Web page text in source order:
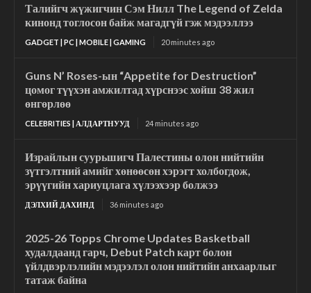
Талийгч жүжигчин Сэм Нилл The Legend of Zelda
кинонд тоглосон байж магадгүй гэж мэдээллээ
GADGET | PC | MOBILE | GAMING 20 minutes ago
Guns N’ Roses-ын “Appetite for Destruction”
цомог түүхэн амжилтад хүрснээс хойш 38 жил
өнгөрлөө
CELEBRITIES | АЛДАРТНУУД 24 minutes ago
Израйлын суурьшигч Палестины олон нийтийн
зүтгэлтний амийг хөнөөсөн хэрэгт холбогдож,
эрүүгийн хариуцлага хүлээхээр болжээ
ДЭЛХИЙ ДАХИНД 36 minutes ago
2025-26 Topps Chrome Updates Basketball
худалдаанд гарч, Debut Patch карт болон
үйлдвэрлэлийн мэдээлэл олон нийтийн анхаарлыг
татаж байна